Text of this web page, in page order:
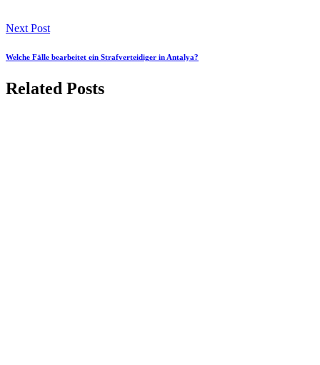
Next Post
Welche Fälle bearbeitet ein Strafverteidiger in Antalya?
Related Posts